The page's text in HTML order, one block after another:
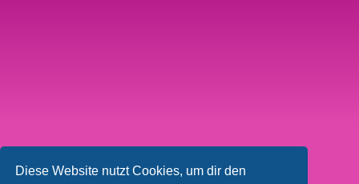
Diese Website nutzt Cookies, um dir den